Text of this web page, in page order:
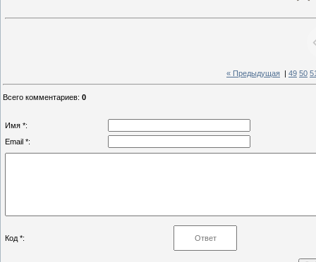
« Предыдущая 49 50
Всего комментариев: 0
Имя *:
Email *:
Код *: